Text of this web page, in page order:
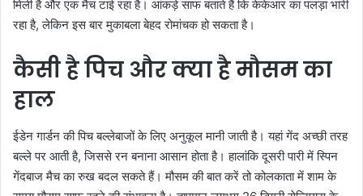
मिली है और एक मैच टाई रहा है। आंकड़े साफ बताते हैं कि केकेआर का पलड़ा भारी
रहा है, लेकिन इस बार मुकाबला बेहद रोमांचक हो सकता है।
कैसी है पिच और क्या है मौसम का
हाल
ईडेन गार्डन की पिच बल्लेबाजों के लिए अनुकूल मानी जाती है। यहां गेंद अच्छी तरह
बल्ले पर आती है, जिससे रन बनाना आसान होता है। हालांकि दूसरी पारी में स्पिन
गेंदबाज मैच का रुख बदल सकते हैं। मौसम की बात करें तो कोलकाता में शाम के